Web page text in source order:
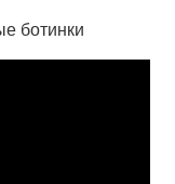
ботинки